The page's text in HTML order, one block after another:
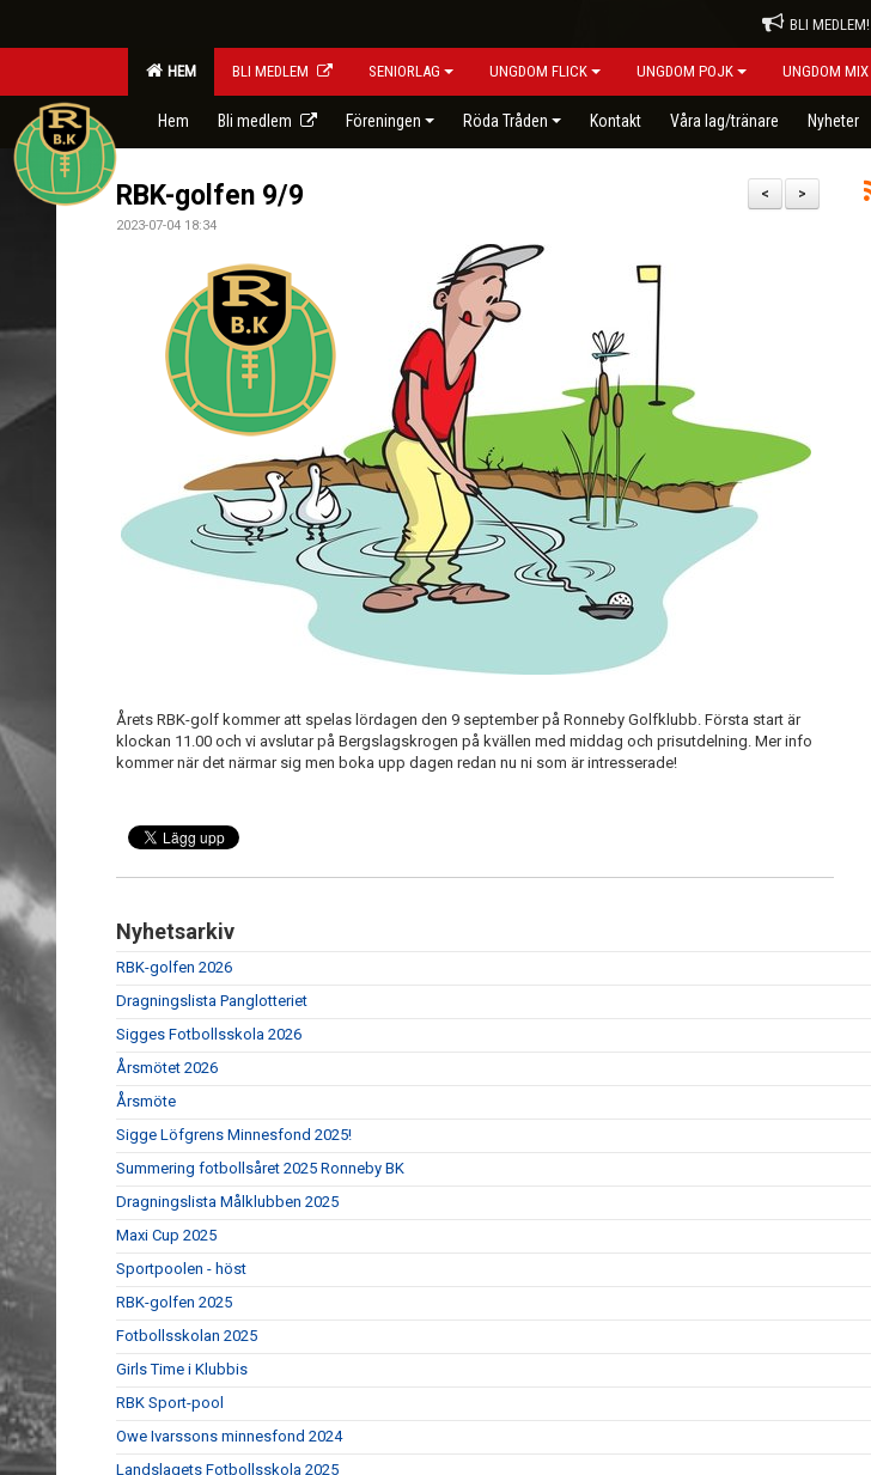
BLI MEDLEM!
HEM BLI MEDLEM SENIORLAG UNGDOM FLICK UNGDOM POJK UNGDOM MIX
Hem Bli medlem Föreningen Röda Tråden Kontakt Våra lag/tränare Nyheter
>
<
RBK-golfen 9/9
2023-07-04 18:34
Årets RBK-golf kommer att spelas lördagen den 9 september på Ronneby Golfklubb. Första start är
klockan 11.00 och vi avslutar på Bergslagskrogen på kvällen med middag och prisutdelning. Mer info
kommer när det närmar sig men boka upp dagen redan nu ni som är intresserade!
Nyhetsarkiv
RBK-golfen 2026
Dragningslista Panglotteriet
Sigges Fotbollsskola 2026
Årsmötet 2026
Årsmöte
Sigge Löfgrens Minnesfond 2025!
Summering fotbollsåret 2025 Ronneby BK
Dragningslista Målklubben 2025
Maxi Cup 2025
Sportpoolen - höst
RBK-golfen 2025
Fotbollsskolan 2025
Girls Time i Klubbis
RBK Sport-pool
Owe Ivarssons minnesfond 2024
Landslagets Fotbollsskola 2025